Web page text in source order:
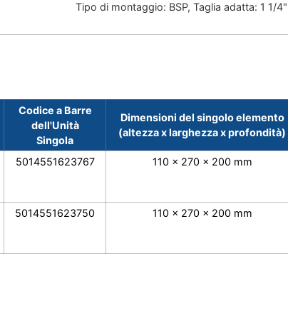
Tipo di montaggio: BSP, Taglia adatta: 1 1/4"
Codice a Barre
dell'Unità
Singola
Dimensioni del singolo elemento
(altezza x larghezza x profondità)
5014551623767 110 x 270 x 200 mm
5014551623750 110 x 270 x 200 mm